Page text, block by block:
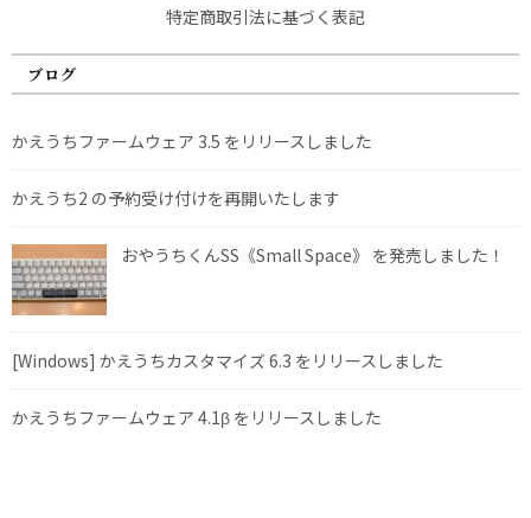
特定商取引法に基づく表記
ブログ
かえうちファームウェア 3.5 をリリースしました
かえうち2 の予約受け付けを再開いたします
おやうちくんSS《Small Space》 を発売しました！
[Windows] かえうちカスタマイズ 6.3 をリリースしました
かえうちファームウェア 4.1β をリリースしました